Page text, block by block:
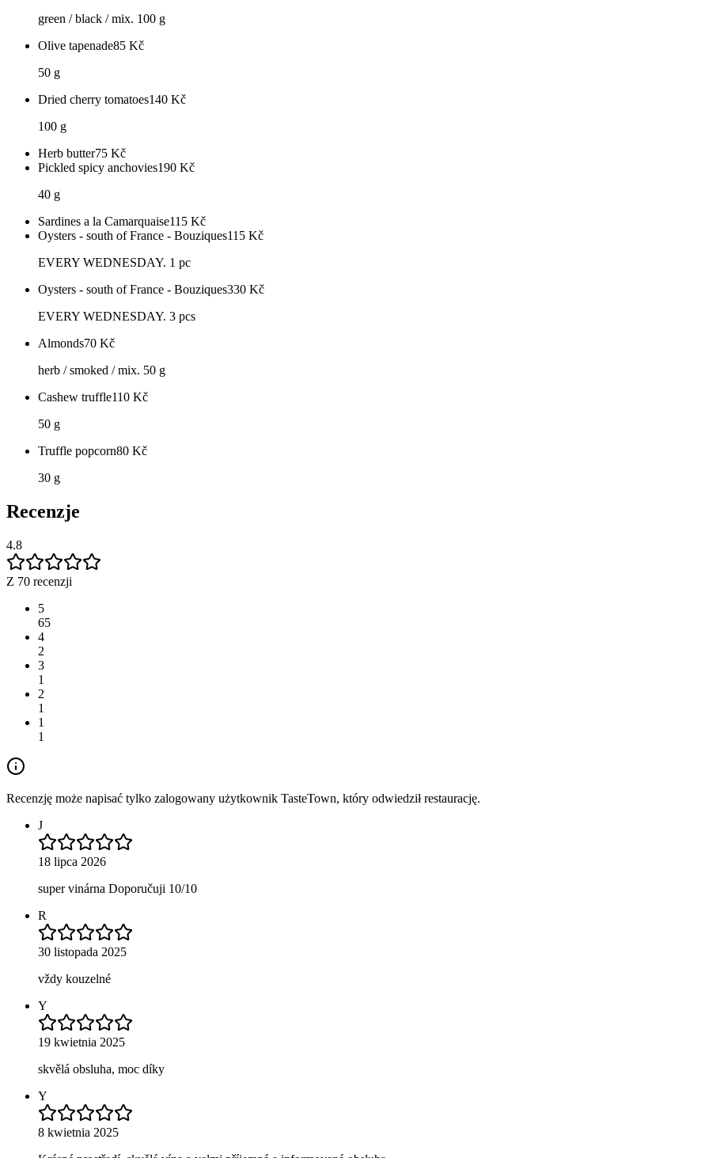
green / black / mix. 100 g
Olive tapenade85 Kč
50 g
Dried cherry tomatoes140 Kč
100 g
Herb butter75 Kč
Pickled spicy anchovies190 Kč
40 g
Sardines a la Camarquaise115 Kč
Oysters - south of France - Bouziques115 Kč
EVERY WEDNESDAY. 1 pc
Oysters - south of France - Bouziques330 Kč
EVERY WEDNESDAY. 3 pcs
Almonds70 Kč
herb / smoked / mix. 50 g
Cashew truffle110 Kč
50 g
Truffle popcorn80 Kč
30 g
Recenzje
4.8
Z 70 recenzji
5
65
4
2
3
1
2
1
1
1
Recenzję może napisać tylko zalogowany użytkownik TasteTown, który odwiedził restaurację.
J
18 lipca 2026
super vinárna Doporučuji 10/10
R
30 listopada 2025
vždy kouzelné
Y
19 kwietnia 2025
skvělá obsluha, moc díky
Y
8 kwietnia 2025